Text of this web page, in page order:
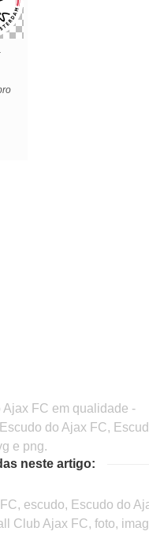
Ajax FC em qualidade -
do Ajax FC,
e png.
neste artigo:
escudo, Escudo do
Club Ajax FC, foto,